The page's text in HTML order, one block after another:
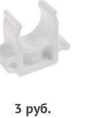
3 руб.